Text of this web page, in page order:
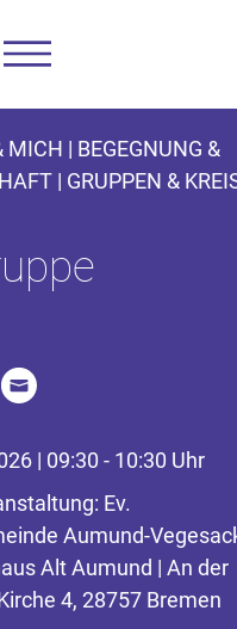
MICH | BEGEGNUNG &
| GRUPPEN &
| 09:30 - 10:30 Uhr
Ev.
Aumund-
Alt Aumund | An der
4, 28757 Bremen